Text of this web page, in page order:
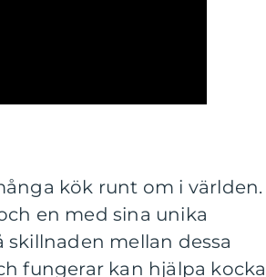
kök runt om i världen.
en med sina unika
mellan dessa
fungerar kan hjälpa